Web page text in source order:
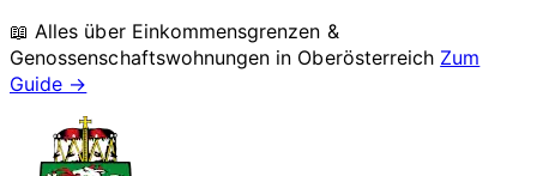
📖 Alles über Einkommensgrenzen &
Genossenschaftswohnungen in Oberösterreich Zum
Guide →